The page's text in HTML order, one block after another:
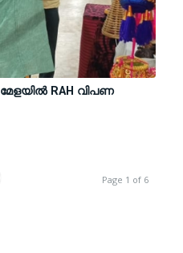
RAH വിപണ
Page 1 of 6